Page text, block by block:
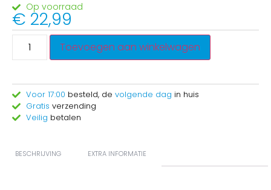
Op voorraad
€ 22,99
Toevoegen aan winkelwagen
Voor 17:00 besteld, de volgende dag in huis
Gratis verzending
Veilig betalen
BESCHRIJVING EXTRA INFORMATIE